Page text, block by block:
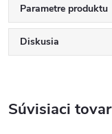
Parametre produktu
Diskusia
Súvisiaci tovar